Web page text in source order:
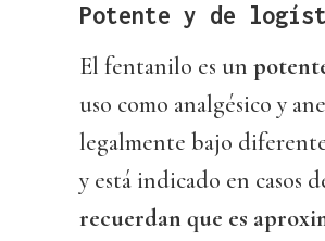
Potente y de
El fentanilo es un
uso como analgésico y
legalmente bajo
y está indicado en casos
recuerdan que es